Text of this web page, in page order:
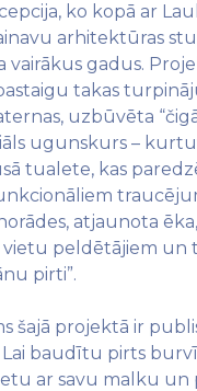
ko kopā ar
arhitektūras
vairākus gadus.
takas
uzbūvēta
ugunskurs –
tualete, kas
atjaunota
peldētājiem un
pirti”.
šajā projektā ir
Lai baudītu pirts
ar savu malku un